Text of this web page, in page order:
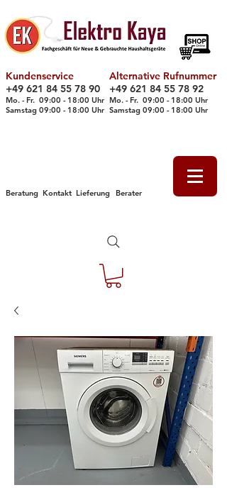
Beratung Kontakt Lieferung Berater
Kundenservice
+49 621 84 55 78 90
Mo. - Fr. 09:00 - 18:00 Uhr
Samstag 09:00 - 18:00 Uhr
Alternative Rufnummer
+49 621 84 55 78 92
Mo. - Fr. 09:00 - 18:00 Uhr
Samstag 09:00 - 18:00 Uhr